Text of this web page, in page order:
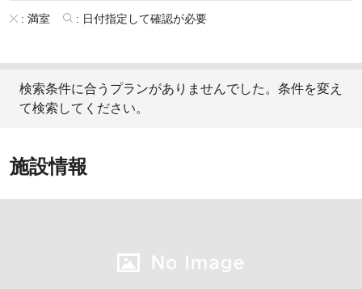
: 満室 : 日付指定して確認が必要
検索条件に合うプランがありませんでした。条件を変え
て検索してください。
施設情報